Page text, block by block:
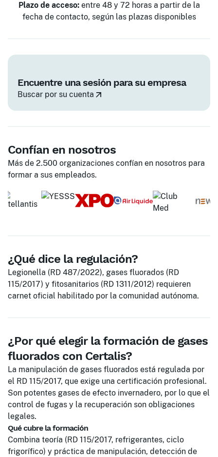
Plazo de acceso:entre 48 y 72 horas a partir de la
fecha de contacto, según las plazas disponibles
Encuentre una sesión para su empresa
Buscar por su cuenta
Confían en nosotros
Más de 2.500 organizaciones confían en nosotros para
formar a sus empleados.
¿Qué dice la regulación?
Legionella (RD 487/2022), gases fluorados (RD
115/2017) y fitosanitarios (RD 1311/2012) requieren
carnet oficial habilitado por la comunidad autónoma.
¿Por qué elegir la formación de gases
fluorados con Certalis?
La manipulación de gases fluorados está regulada por
el RD 115/2017, que exige una certificación profesional.
Son potentes gases de efecto invernadero, por lo que el
control de fugas y la recuperación son obligaciones
legales.
Qué cubre la formación
Combina teoría (RD 115/2017, refrigerantes, ciclo
frigorífico) y práctica de manipulación, detección de